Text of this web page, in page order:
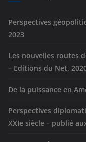
Perspectives
2023
Les nouvelles routes
– Editions du Net,
De la puissance en
Perspectives
XXIe siècle – publié